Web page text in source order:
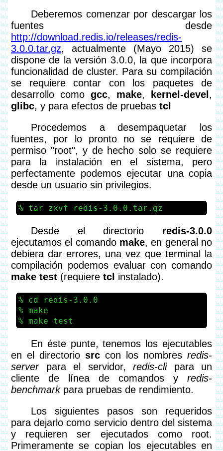
Deberemos comenzar por descargar los
fuentes desde
http://download.redis.io/releases/redis-
3.0.0.tar.gz, actualmente (Mayo 2015) se
dispone de la versión 3.0.0, la que incorpora
funcionalidad de cluster. Para su compilación
se requiere contar con los paquetes de
desarrollo como gcc, make, kernel-devel ,
glibc, y para efectos de pruebas tcl
Procedemos a desempaquetar los
fuentes, por lo pronto no se requiere de
permiso "root", y de hecho solo se requiere
para la instalación en el sistema, pero
perfectamente podemos ejecutar una copia
desde un usuario sin privilegios.
tar zxvf redis-3.0.0.tar.gz
Desde el directorio redis-3.0.0
ejecutamos el comando make, en general no
debiera dar errores, una vez que terminal la
compilación podemos evaluar con comando
make test (requiere tcl instalado).
cd redis-3.0.0
make
make test
En éste punte, tenemos los ejecutables
en el directorio src con los nombres redis-
serverpara el servidor, redis-clipara un
cliente de línea de comandos y redis-
benchmarkpara pruebas de rendimiento.
Los siguientes pasos son requeridos
para dejarlo como servicio dentro del sistema
y requieren ser ejecutados como root.
Primeramente se copian los ejecutables en